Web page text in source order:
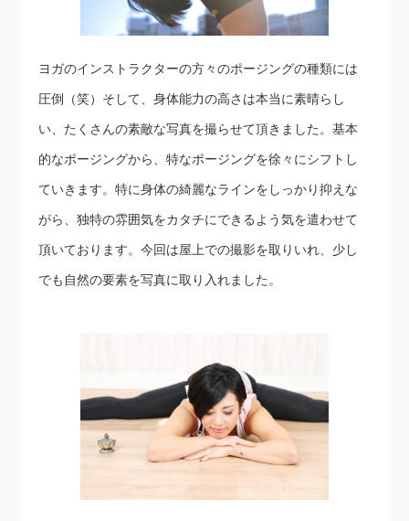
ヨガのインストラクターの方々のポージングの種類には
圧倒（笑）そして、身体能力の高さは本当に素晴らし
い、たくさんの素敵な写真を撮らせて頂きました。基本
的なポージングから、特なポージングを徐々にシフトし
ていきます。特に身体の綺麗なラインをしっかり抑えな
がら、独特の雰囲気をカタチにできるよう気を遣わせて
頂いております。今回は屋上での撮影を取りいれ、少し
でも自然の要素を写真に取り入れました。